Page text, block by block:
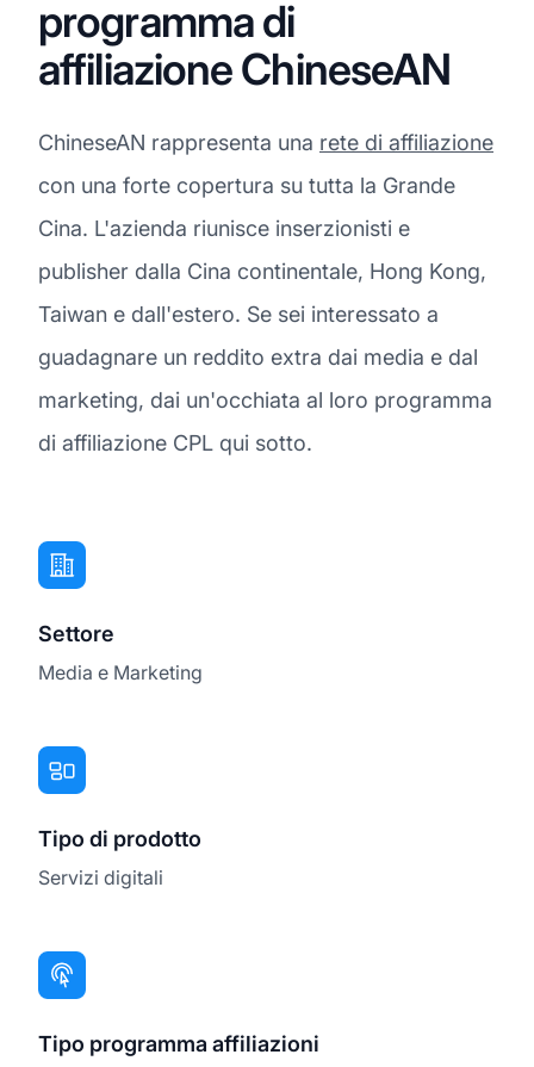
programma di
affiliazione ChineseAN
ChineseAN rappresenta una rete di affiliazione
con una forte copertura su tutta la Grande
Cina. L'azienda riunisce inserzionisti e
publisher dalla Cina continentale, Hong Kong,
Taiwan e dall'estero. Se sei interessato a
guadagnare un reddito extra dai media e dal
marketing, dai un'occhiata al loro programma
di affiliazione CPL qui sotto.
Settore
Media e Marketing
Tipo di prodotto
Servizi digitali
Tipo programma affiliazioni